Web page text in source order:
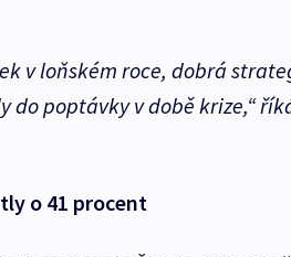
v loňském roce, dobrá
do poptávky v době krize,“
o 41 procent